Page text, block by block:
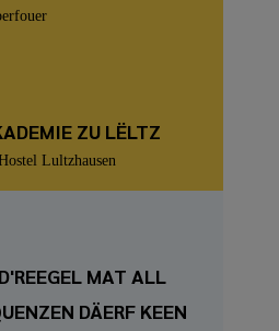
ZU LËLTZ
Lultzhausen
MAT ALL
DÄERF KEEN